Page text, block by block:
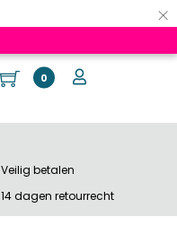
×
Cart
0 User
Veilig betalen
14 dagen retourrecht